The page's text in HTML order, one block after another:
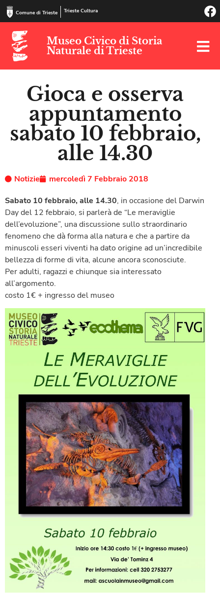
Comune di Trieste Trieste Cultura
Museo Civico di Storia
Naturale di Trieste
Gioca e osserva
appuntamento
sabato 10 febbraio,
alle 14.30
Notizie
mercoledì 7 Febbraio 2018
Sabato 10 febbraio, alle 14.30, in occasione del Darwin
Day del 12 febbraio, si parlerà de “Le meraviglie
dell’evoluzione”, una discussione sullo straordinario
fenomeno che dà forma alla natura e che a partire da
minuscoli esseri viventi ha dato origine ad un’incredibile
bellezza di forme di vita, alcune ancora sconosciute.
Per adulti, ragazzi e chiunque sia interessato
all’argomento.
costo 1€ + ingresso del museo